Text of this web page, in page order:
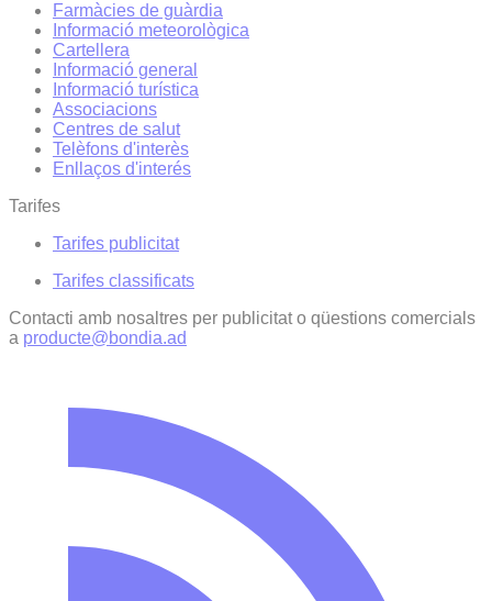
Farmàcies de guàrdia
Informació meteorològica
Cartellera
Informació general
Informació turística
Associacions
Centres de salut
Telèfons d'interès
Enllaços d'interés
Tarifes
Tarifes publicitat
Tarifes classificats
Contacti amb nosaltres per publicitat o qüestions comercials
a producte@bondia.ad